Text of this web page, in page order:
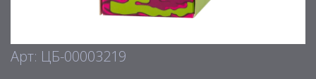
Арт: ЦБ-00003219